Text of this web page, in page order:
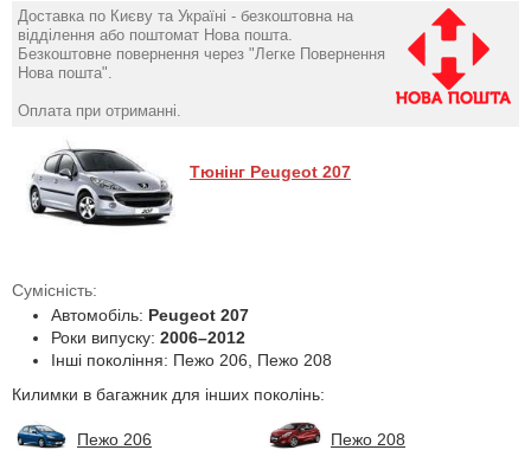
Доставка по Києву та Україні - безкоштовна на
відділення або поштомат Нова пошта.
Безкоштовне повернення через "Легке Повернення
Нова пошта".
Оплата при отриманні.
Тюнінг Peugeot 207
Сумісність:
Автомобіль: Peugeot 207
Роки випуску: 2006–2012
Інші покоління: Пежо 206, Пежо 208
Килимки в багажник для інших поколінь:
Пежо 206 Пежо 208